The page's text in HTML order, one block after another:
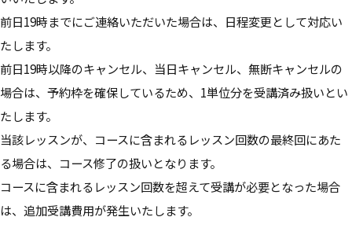
前日19時までにご連絡いただいた場合は、日程変更として対応い
たします。
前日19時以降のキャンセル、当日キャンセル、無断キャンセルの
場合は、予約枠を確保しているため、1単位分を受講済み扱いとい
たします。
当該レッスンが、コースに含まれるレッスン回数の最終回にあた
る場合は、コース修了の扱いとなります。
コースに含まれるレッスン回数を超えて受講が必要となった場合
は、追加受講費用が発生いたします。